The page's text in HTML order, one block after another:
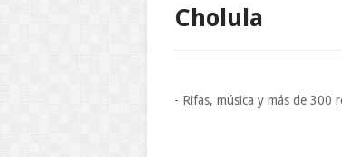
Cholula
- Rifas, música y más de 300